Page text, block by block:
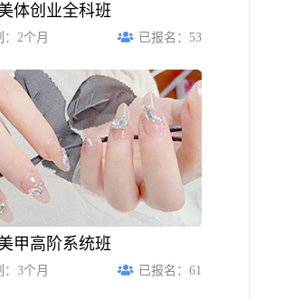
体创业全科班
：2个月 已报名：53
甲高阶系统班
：3个月 已报名：61